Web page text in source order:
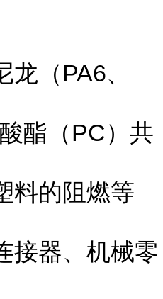
龙（PA6、
酯（PC）共
料的阻燃等
接器、机械零